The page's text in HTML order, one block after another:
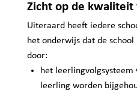
Zicht op de kwaliteit
Uiteraard heeft iedere
het onderwijs dat de
door:
het
leerling worden